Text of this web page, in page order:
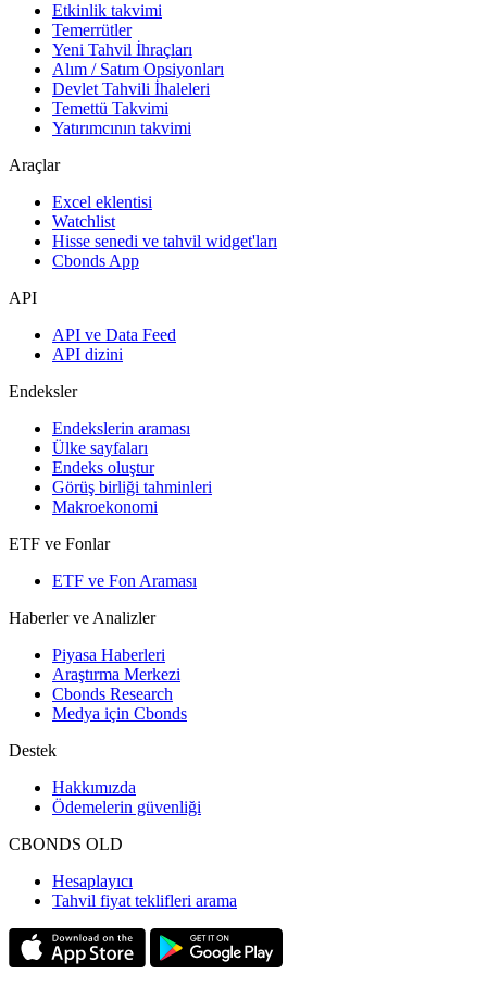
Etkinlik takvimi
Temerrütler
Yeni Tahvil İhraçları
Alım / Satım Opsiyonları
Devlet Tahvili İhaleleri
Temettü Takvimi
Yatırımcının takvimi
Araçlar
Excel eklentisi
Watchlist
Hisse senedi ve tahvil widget'ları
Cbonds App
API
API ve Data Feed
API dizini
Endeksler
Endekslerin araması
Ülke sayfaları
Endeks oluştur
Görüş birliği tahminleri
Makroekonomi
ETF ve Fonlar
ETF ve Fon Araması
Haberler ve Analizler
Piyasa Haberleri
Araştırma Merkezi
Cbonds Research
Medya için Cbonds
Destek
Hakkımızda
Ödemelerin güvenliği
CBONDS OLD
Hesaplayıcı
Tahvil fiyat teklifleri arama